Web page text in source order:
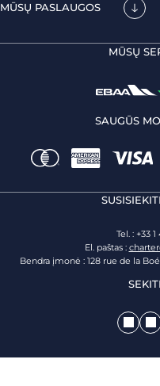
MŪSŲ PASLAUGOS
MŪSŲ
SAUGŪS
Tel. : +33
El. paštas :
Bendra įmonė : 128 rue de la